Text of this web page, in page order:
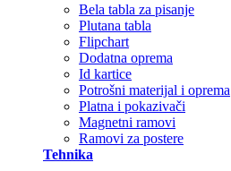
Bela tabla za pisanje
Plutana tabla
Flipchart
Dodatna oprema
Id kartice
Potrošni materijal i oprema
Platna i pokazivači
Magnetni ramovi
Ramovi za postere
Tehnika